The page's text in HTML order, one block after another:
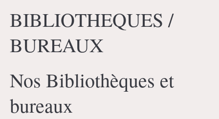
BIBLIOTHEQUES /
BUREAUX
Nos Bibliothèques et
bureaux